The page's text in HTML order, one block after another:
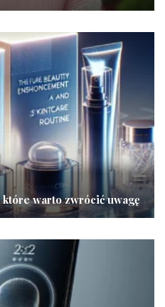
warto zwrócić uwagę